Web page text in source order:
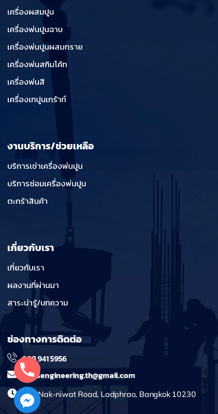
เครื่องผสมปูน
เครื่องพ่นปูนฉาบ
เครื่องพ่นปูนผสมทราย
เครื่องพ่นสกิมโค้ท
เครื่องพ่นสี
เครื่องเทปูนเกร้าท์
งานบริการ/ช่วยเหลือ
บริการเช่าเครื่องพ่นปูน
บริการซ่อมเครื่องพ่นปูน
ตะกร้าสินค้า
เกี่ยวกับเรา
เกี่ยวกับเรา
ผลงานที่ผ่านมา
สาระน่ารู้/บทความ
ช่องทางการติดต่อ
098 941 5956
massengineering.th@gmail.com
241 Nak-niwat Road, Ladphrao, Bangkok 10230